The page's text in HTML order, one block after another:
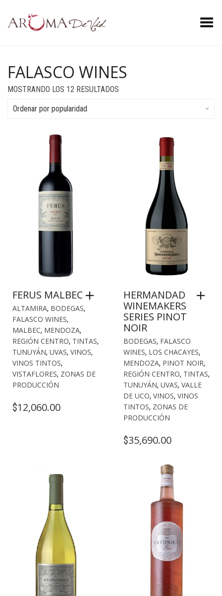
Menú
FALASCO WINES
MOSTRANDO LOS 12 RESULTADOS
Ordenar por popularidad
FERUS MALBEC
ALTAMIRA, BODEGAS,
FALASCO WINES,
MALBEC, MENDOZA,
REGIÓN CENTRO, TINTAS,
TUNUYÁN, UVAS, VINOS,
VINOS TINTOS,
VISTAFLORES, ZONAS DE
PRODUCCIÓN
$12,060.00
HERMANDAD
WINEMAKERS
SERIES PINOT
NOIR
BODEGAS, FALASCO
WINES, LOS CHACAYES,
MENDOZA, PINOT NOIR,
REGIÓN CENTRO, TINTAS,
TUNUYÁN, UVAS, VALLE
DE UCO, VINOS, VINOS
TINTOS, ZONAS DE
PRODUCCIÓN
$35,690.00